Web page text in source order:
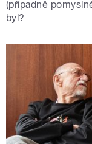
(případně
byl?